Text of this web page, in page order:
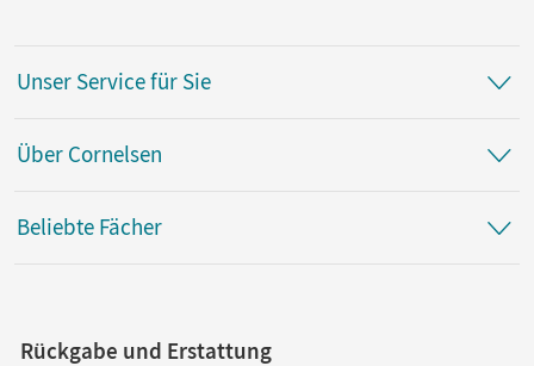
Unser Service für Sie
Über Cornelsen
Beliebte Fächer
Rückgabe und Erstattung